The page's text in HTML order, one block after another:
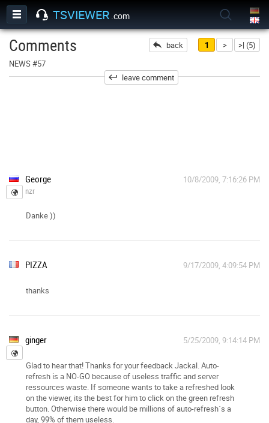
TSVIEWER .com
Comments 1 > >| (5)
back
NEWS #57
leave comment
George
nzr
10/8/2009, 7:16:26 PM
Danke ))
PIZZA 9/17/2009, 4:09:54 PM
thanks
ginger 5/25/2009, 9:14:14 PM
Glad to hear that! Thanks for your feedback Jackal. Auto-
refresh is a NO-GO because of useless traffic and server
ressources waste. If someone wants to take a refreshed look
on the viewer, its the best for him to click on the green refresh
button. Otherwise there would be millions of auto-refresh´s a
day, 99% of them useless.